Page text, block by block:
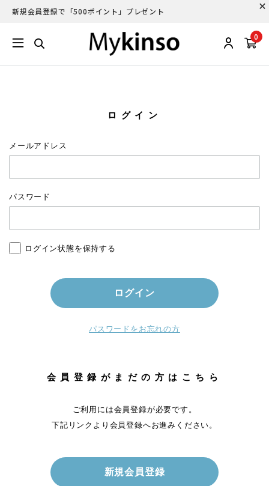
新規会員登録で「500ポイント」プレゼント
0
ログイン
メールアドレス
パスワード
ログイン状態を保持する
パスワードをお忘れの方
会員登録がまだの方はこちら
ご利用には会員登録が必要です。
下記リンクより会員登録へお進みください。
新規会員登録